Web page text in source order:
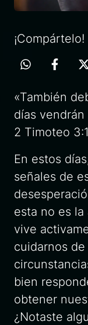
¡Compártelo!
«También
días
2 Timoteo 3:1
En estos
señales de
esta no es
vive
cuidarnos
bien
obtener
¿Notaste